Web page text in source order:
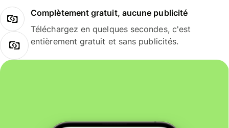
Complètement gratuit, aucune publicité
Téléchargez en quelques secondes, c'est
entièrement gratuit et sans publicités.